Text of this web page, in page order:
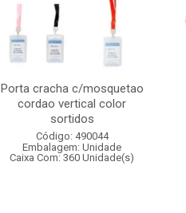
Porta cracha c/mosquetao
cordao vertical color
sortidos
Código: 490044
Embalagem: Unidade
Caixa Com: 360 Unidade(s)